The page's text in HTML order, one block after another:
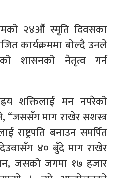
२४औँ स्मृति दिवसका
कार्यक्रममा बोल्दै उनले
शासनको नेतृत्व गर्न
शक्तिलाई मन नपरेको
“जससँग माग राखेर सशस्त्र
बनाउन समर्पित
४० बुँदे माग राखेर
जसको जगमा १७ हजार